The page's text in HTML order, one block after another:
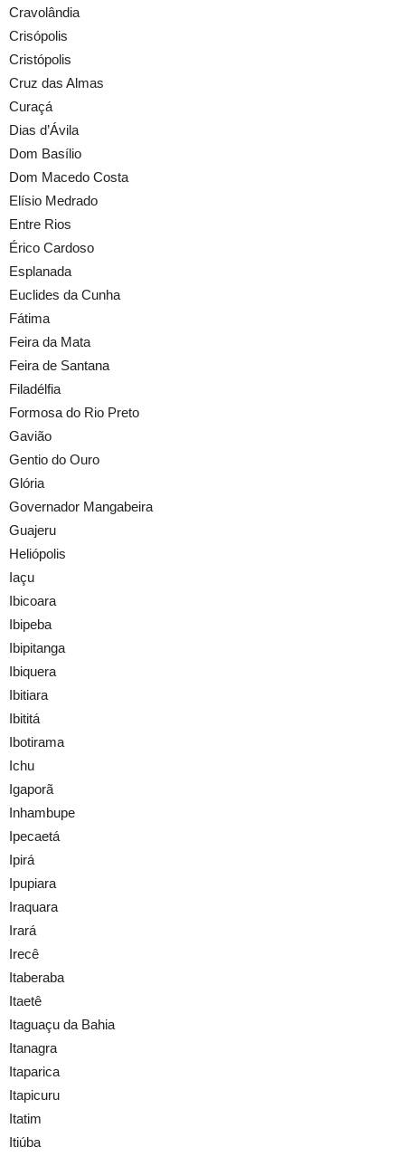
Cravolândia
Crisópolis
Cristópolis
Cruz das Almas
Curaçá
Dias d’Ávila
Dom Basílio
Dom Macedo Costa
Elísio Medrado
Entre Rios
Érico Cardoso
Esplanada
Euclides da Cunha
Fátima
Feira da Mata
Feira de Santana
Filadélfia
Formosa do Rio Preto
Gavião
Gentio do Ouro
Glória
Governador Mangabeira
Guajeru
Heliópolis
Iaçu
Ibicoara
Ibipeba
Ibipitanga
Ibiquera
Ibitiara
Ibititá
Ibotirama
Ichu
Igaporã
Inhambupe
Ipecaetá
Ipirá
Ipupiara
Iraquara
Irará
Irecê
Itaberaba
Itaetê
Itaguaçu da Bahia
Itanagra
Itaparica
Itapicuru
Itatim
Itiúba